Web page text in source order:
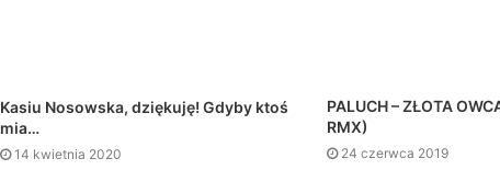
Kasiu Nosowska, dziękuję! Gdyby ktoś
mia…
14 kwietnia 2020
PALUCH – ZŁOTA
RMX)
24 czerwca 2019